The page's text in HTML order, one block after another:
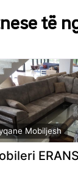
të
Mobiljesh
ERANS